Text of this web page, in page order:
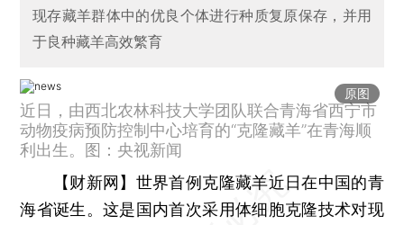
现存藏羊群体中的优良个体进行种质复原保存，并用
于良种藏羊高效繁育
原图
近日，由西北农林科技大学团队联合青海省西宁市
动物疫病预防控制中心培育的“克隆藏羊”在青海顺
利出生。图：央视新闻
【财新网】 世界首例克隆藏羊近日在中国的青
海省诞生。这是国内首次采用体细胞克隆技术对现